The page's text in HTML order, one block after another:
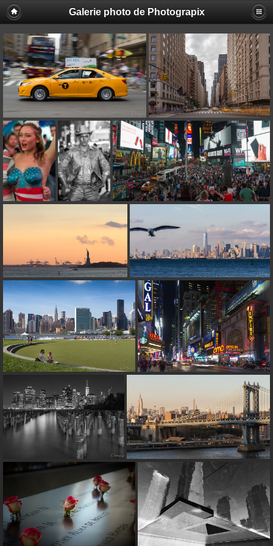
Galerie photo de Photograpix